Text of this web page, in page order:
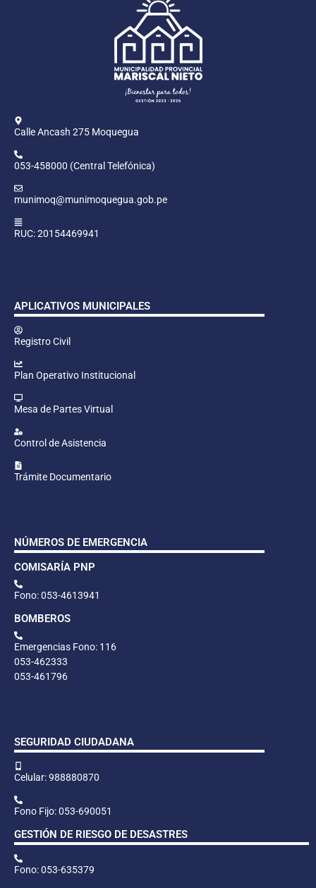
Calle Ancash 275 Moquegua
053-458000 (Central Telefónica)
munimoq@munimoquegua.gob.pe
RUC: 20154469941
APLICATIVOS MUNICIPALES
Registro Civil
Plan Operativo Institucional
Mesa de Partes Virtual
Control de Asistencia
Trámite Documentario
NÚMEROS DE EMERGENCIA
COMISARÍA PNP
Fono: 053-4613941
BOMBEROS
Emergencias Fono: 116
053-462333
053-461796
SEGURIDAD CIUDADANA
Celular: 988880870
Fono Fijo: 053-690051
GESTIÓN DE RIESGO DE DESASTRES
Fono: 053-635379